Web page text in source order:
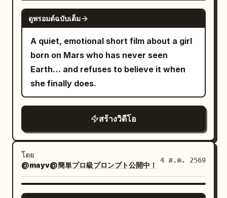
blues), atmospheric depth, no text
overlays, no watermarks, highly detailed
textures, natural physics of rain and
reflections, immersive “unseen night”
feeling.
GROK IMAGINE
ดูพรอมต์ฉบับเต็ม
A quiet, emotional short film about a girl
born on Mars who has never seen
Earth… and refuses to believe it when
she finally does.
สร้างวิดีโอ
โดย
@mayv@簡単プロ級プロンプト公開中！
4 ส.ค. 2569
SEEDANCE 2.0